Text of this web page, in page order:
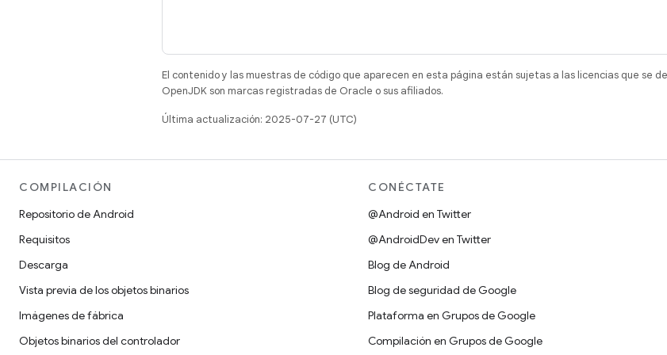
El contenido y las muestras de código que aparecen en esta página están sujetas a las licencias que se
OpenJDK son marcas registradas de Oracle o sus afiliados.
Última actualización: 2025-07-27 (UTC)
COMPILACIÓN
Repositorio de Android
Requisitos
Descarga
Vista previa de los objetos binarios
Imágenes de fábrica
Objetos binarios del controlador
CONÉCTATE
@Android en Twitter
@AndroidDev en Twitter
Blog de Android
Blog de seguridad de Google
Plataforma en Grupos de Google
Compilación en Grupos de Google